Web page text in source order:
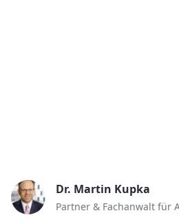
Dr. Martin Kupka
Partner & Fachanwalt für